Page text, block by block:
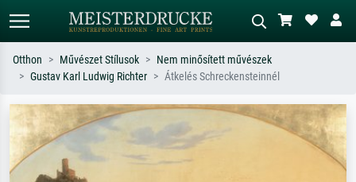
Keressen művész, műcím vagy stílus
szerint – pl. Monet, Csillagos éj,
impresszionizmus, Hokusai-hullám,
akt.
Írja le a jelenetet – pl. zöld rét, sok
piros absztrakt, sötét olajkép, álló akt
Otthon Művészet Stílusok
Nem minősített művészek
Gustav Karl Ludwig Richter
Átkelés Schreckensteinnél